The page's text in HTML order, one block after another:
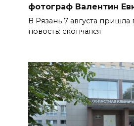
фотограф Валентин
В Рязань 7 августа пришла
новость: скончался